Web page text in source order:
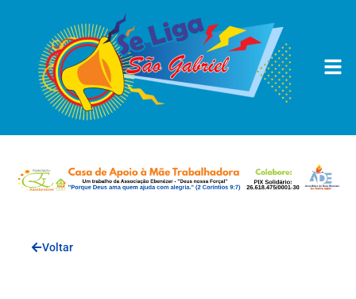
Voltar